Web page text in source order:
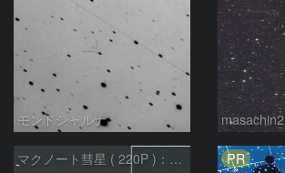
モンドシャルナ masachin2
マクノート彗星 ( 220P )：2026/07/09 PR